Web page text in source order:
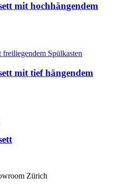
mit hochhängendem
mit tief hängendem